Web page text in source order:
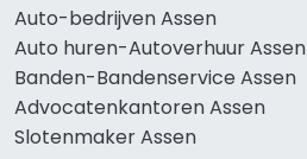
Auto-bedrijven Assen
Auto huren-Autoverhuur Assen
Banden-Bandenservice Assen
Advocatenkantoren Assen
Slotenmaker Assen